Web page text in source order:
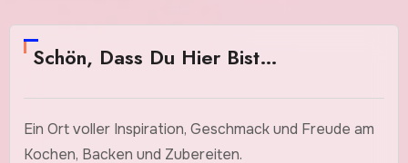
Schön, Dass Du Hier Bist…
Ein Ort voller Inspiration, Geschmack und Freude am
Kochen, Backen und Zubereiten.